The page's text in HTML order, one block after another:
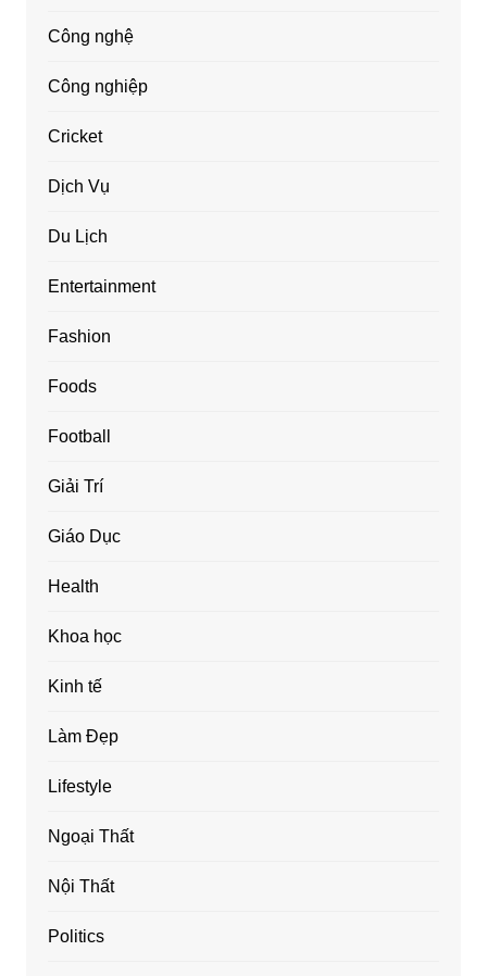
Công nghệ
Công nghiệp
Cricket
Dịch Vụ
Du Lịch
Entertainment
Fashion
Foods
Football
Giải Trí
Giáo Dục
Health
Khoa học
Kinh tế
Làm Đẹp
Lifestyle
Ngoại Thất
Nội Thất
Politics